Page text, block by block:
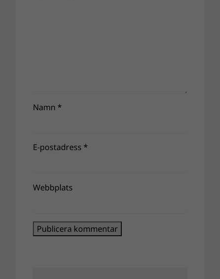
Namn *
E-postadress *
Webbplats